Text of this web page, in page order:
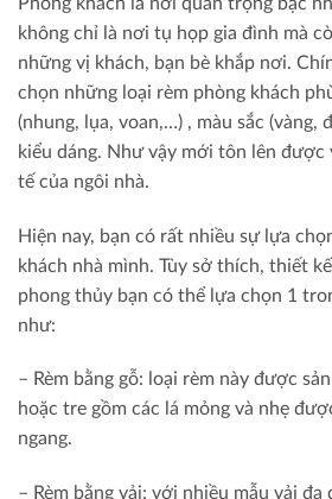
không chỉ là nơi tụ họp gia đình mà
những vị khách, bạn bè khắp nơi.
chọn những loại rèm phòng khách
(nhung, lụa, voan,…) , màu sắc (vàng,
kiểu dáng. Như vậy mới tôn lên được
tế của ngôi nhà.
Hiện nay, bạn có rất nhiều sự lựa
khách nhà mình. Tùy sở thích, thiết
phong thủy bạn có thể lựa chọn 1
như:
– Rèm bằng gỗ: loại rèm này được
hoặc tre gồm các lá mỏng và nhẹ
ngang.
– Rèm bằng vải: với nhiều mẫu vải đa